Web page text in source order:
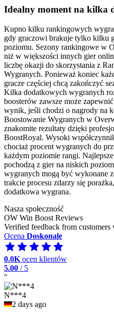
Idealny moment na kilka
Kupno kilku rankingowych
gdy graczowi brakuje tylko kilku
poziomu. Sezony rankingowe w
niż w większości innych gier
liczbę okazji do skorzystania z
Wygranych. Ponieważ koniec
gracze częściej chcą zakończyć
Kilka dodatkowych wygranych
boosterów zawsze może
wynik, jeśli chodzi o nagrody na
Boostowanie Wygranych w
znakomite rezultaty dzięki
BoostRoyal. Wysoki
chociaż procent wygranych do
każdym poziomie rangi.
pochodzą z gier na niskich
wygranych mogą być wykonane
trakcie procesu zdarzy się
dodatkowa wygrana.
Nasza społeczność
OW Win Boost Reviews
Verified feedback from customers
Ocena Doskonale
0.0K ocen klientów
5.00 / 5
"
N***4
2 days ago